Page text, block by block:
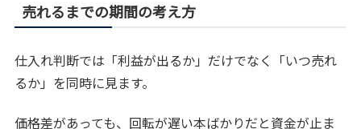
売れるまでの期間の考え方
仕入れ判断では「利益が出るか」だけでなく「いつ売れ
るか」を同時に見ます。
価格差があっても、回転が遅い本ばかりだと資金が止ま